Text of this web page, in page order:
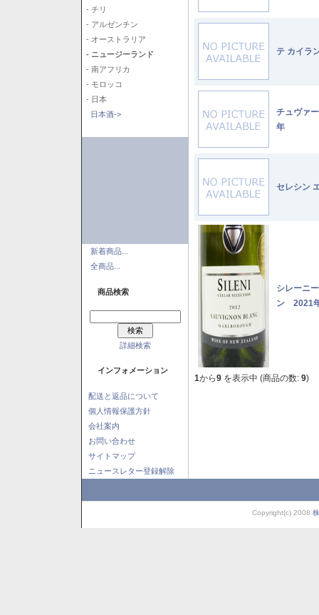
- チリ
- アルゼンチン
- オーストラリア
- ニュージーランド
- 南アフリカ
- モロッコ
- 日本
日本酒->
新着商品...
全商品...
商品検索
詳細検索
インフォメーション
配送と返品について
個人情報保護方針
会社案内
お問い合わせ
サイトマップ
ニュースレター登録解除
テ カイ
チュヴァ
年
セレシン
シレーニ
ン 2021
1から9 を表示中 (商品の数: 9)
Copyright(c) 2008